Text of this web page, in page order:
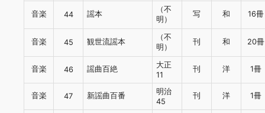
音楽 44 謡本
（不
明）
写 和 16冊
音楽 45 観世流謡本
（不
明）
刊 和 20冊
音楽 46 謡曲百絶
大正
11
刊 洋 1冊
音楽 47 新謡曲百番
明治
45
刊 洋 1冊